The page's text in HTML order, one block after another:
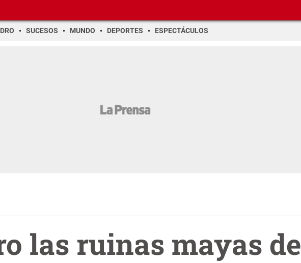
SUCESOS MUNDO DEPORTES ESPECTÁCULOS
las ruinas mayas de